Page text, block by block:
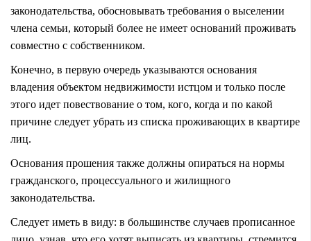
законодательства, обосновывать требования о выселении
члена семьи, который более не имеет оснований проживать
совместно с собственником.
Конечно, в первую очередь указываются основания
владения объектом недвижимости истцом и только после
этого идет повествование о том, кого, когда и по какой
причине следует убрать из списка проживающих в квартире
лиц.
Основания прошения также должны опираться на нормы
гражданского, процессуального и жилищного
законодательства.
Следует иметь в виду: в большинстве случаев прописанное